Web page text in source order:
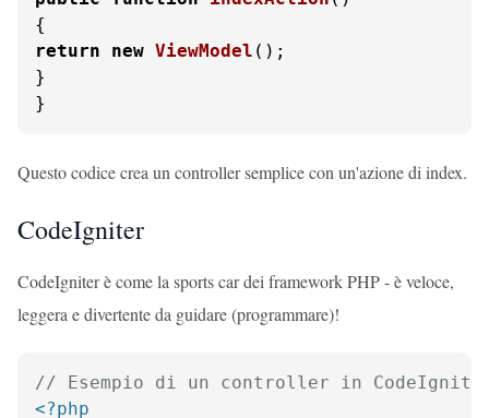
return
new ViewModel ();
}
}
Questo codice crea un controller semplice con un'azione di index.
CodeIgniter
CodeIgniter è come la sports car dei framework PHP - è veloce,
leggera e divertente da guidare (programmare)!
// Esempio di un controller in
<?php